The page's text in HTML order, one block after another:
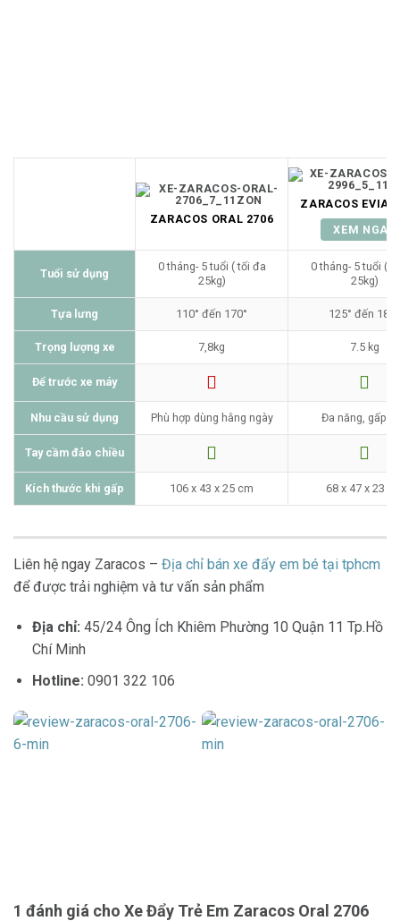
ZARACOS ORAL 2706
ZARACOS
XEM NGAY
Tuổi sử dụng
0 tháng- 5 tuổi ( tối đa
25kg)
0 tháng- 5 tuổi (
25kg)
Tựa lưng 110° đến 170° 125° đến 180°
Trọng lượng xe 7,8kg 7.5 kg
Để trước xe máy
Nhu cầu sử dụng Phù hợp dùng hằng ngày Đa năng, gấp
Tay cầm đảo chiều
Kích thước khi gấp 106 x 43 x 25 cm 68 x 47 x 23
Liên hệ ngay Zaracos – Địa chỉ bán xe đẩy em bé tại tphcm
để được trải nghiệm và tư vấn sản phẩm
Địa chỉ: 45/24 Ông Ích Khiêm Phường 10 Quận 11 Tp.Hồ
Chí Minh
Hotline: 0901 322 106
1 đánh giá cho Xe Đẩy Trẻ Em Zaracos Oral 2706